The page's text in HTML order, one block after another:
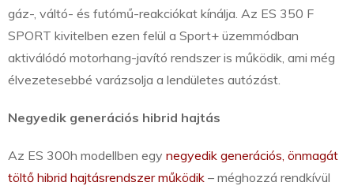
gáz-, váltó- és futómű-reakciókat kínálja. Az ES 350 F
SPORT kivitelben ezen felül a Sport+ üzemmódban
aktiválódó motorhang-javító rendszer is működik, ami még
élvezetesebbé varázsolja a lendületes autózást.
Negyedik generációs hibrid hajtás
Az ES 300h modellben egy negyedik generációs, önmagát
töltő hibrid hajtásrendszer működik – méghozzá rendkívül